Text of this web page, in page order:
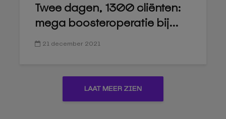
Twee dagen, 1300 cliënten:
mega boosteroperatie bij...
21 december 2021
LAAT MEER ZIEN